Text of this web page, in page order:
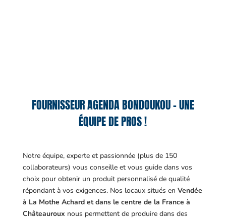
FOURNISSEUR AGENDA BONDOUKOU – UNE
ÉQUIPE DE PROS !
Notre équipe, experte et passionnée (plus de 150
collaborateurs) vous conseille et vous guide dans vos
choix pour obtenir un produit personnalisé de qualité
répondant à vos exigences. Nos locaux situés en Vendée
à La Mothe Achard et dans le centre de la France à
Châteauroux nous permettent de produire dans des